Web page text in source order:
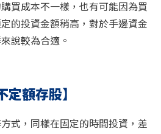
買成本不一樣，也有可能因為買
的投資金額稍高，對於手邊資金
說較為合適。
額存股】
式，同樣在固定的時間投資，差